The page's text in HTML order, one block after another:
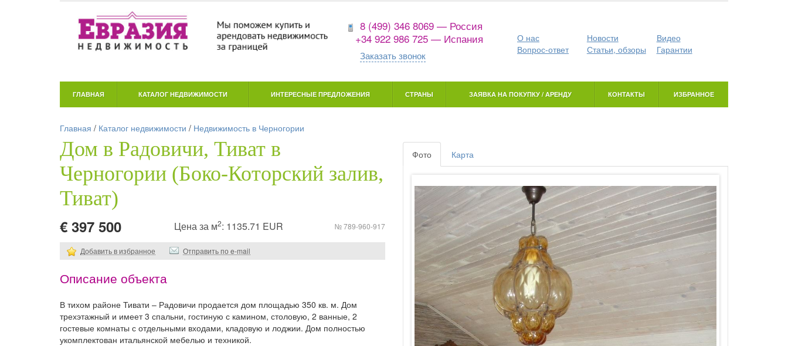
8 (499) 346 8069 — Россия
+34 922 986 725 — Испания
Заказать звонок
О нас Новости
Видео
Вопрос-ответ
Статьи, обзоры Гарантии
ГЛАВНАЯ КАТАЛОГ НЕДВИЖИМОСТИ ИНТЕРЕСНЫЕ ПРЕДЛОЖЕНИЯ СТРАНЫ ЗАЯВКА НА ПОКУПКУ / АРЕНДУ КОНТАКТЫ ИЗБРАННОЕ
Главная / Каталог недвижимости / Недвижимость в Черногории
Дом в Радовичи, Тиват в
Черногории (Боко-Которский залив,
Тиват)
€ 397 500 Цена за м2: 1135.71 EUR № 789-960-917
Добавить в избранное Отправить по e-mail
Описание объекта
В тихом районе Тивати – Радовичи продается дом площадью 350 кв. м. Дом
трехэтажный и имеет 3 спальни, гостиную с камином, столовую, 2 ванные, 2
гостевые комнаты с отдельными входами, кладовую и лоджии. Дом полностью
укомплектован итальянской мебелью и техникой.
Фото Карта